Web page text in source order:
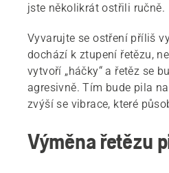
jste několikrát ostřili ručně.
Vyvarujte se ostření příliš
dochází k ztupení řetězu,
vytvoří „háčky“ a řetěz se
agresivně. Tím bude pila
zvýší se vibrace, které
Výměna řetězu